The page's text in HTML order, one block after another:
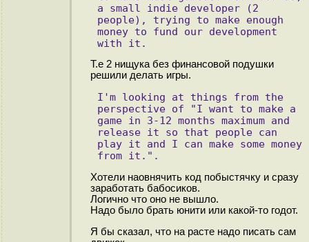
a small indie developer (2
people), trying to make enough
money to fund our development
with it.
Т.е 2 нищука без финансовой подушки
решили делать игры.
I'm looking at things from the
perspective of "I want to make a
game in 3-12 months maximum and
release it so that people can
play it and I can make some money
from it.".
Хотели наовнячить код побыстячку и сразу
заработать бабосиков.
Логично что оно не вышло.
Надо было брать юнити или какой-то годот.
Я бы сказал, что на расте надо писать сам